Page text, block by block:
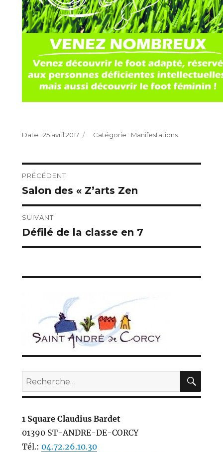
Publié
25 avril 2017 Catégories
Manifestations
Navigation
de
l’article
PRÉCÉDENT
Publication
précédente :
Salon des « Z’arts Zen
SUIVANT
Publication
suivante :
Défilé de la classe en 7
Recherche
pour :
1 Square Claudius Bardet
01390 ST-ANDRE-DE-CORCY
Tél.: 04.72.26.10.30